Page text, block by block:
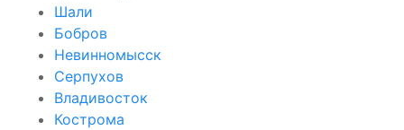
Шали
Бобров
Невинномысск
Серпухов
Владивосток
Кострома